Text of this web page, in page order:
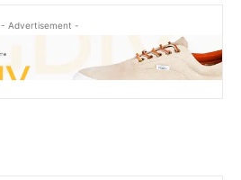
- Advertisement -